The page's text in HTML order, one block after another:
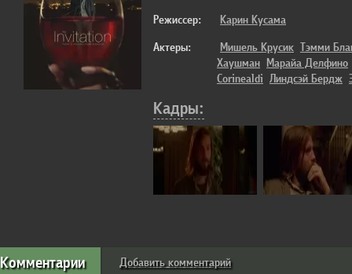
Режиссер:
Карин Кусама
Актеры:
Мишель Крусик Тэмми
Хаушман Марайа Делфино
Corinealdi Линдсэй Бердж
Кадры:
Комментарии Добавить комментарий